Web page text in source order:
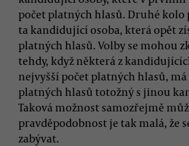
počet platných hlasů. Druhé kolo
ta kandidující osoba, která opět
platných hlasů. Volby se mohou
tehdy, když některá z
nejvyšší počet platných hlasů,
platných hlasů totožný s jinou
Taková možnost samozřejmě
pravděpodobnost je tak malá, že
zabývat.